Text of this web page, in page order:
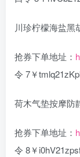
川珍柠檬海盐黑
抢券下单地址：
令 7￥
荷木气垫按摩防
抢券下单地址：
令 8￥